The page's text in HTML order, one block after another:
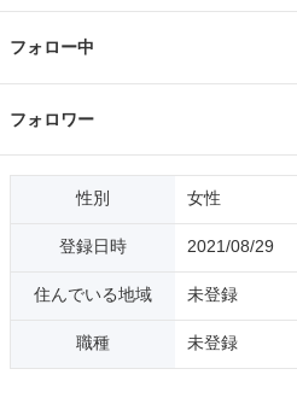
フォロー中
フォロワー
性別 女性
登録日時 2021/08/29
住んでいる地域 未登録
職種 未登録